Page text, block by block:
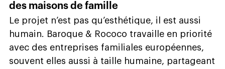
des maisons de famille
Le projet n’est pas qu’esthétique, il est aussi
humain. Baroque & Rococo travaille en priorité
avec des entreprises familiales européennes,
souvent elles aussi à taille humaine, partageant